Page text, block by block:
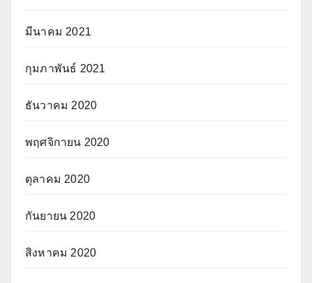
มีนาคม 2021
กุมภาพันธ์ 2021
ธันวาคม 2020
พฤศจิกายน 2020
ตุลาคม 2020
กันยายน 2020
สิงหาคม 2020